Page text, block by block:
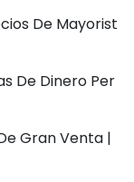
De Mayorist
De Dinero Per
Gran Venta |